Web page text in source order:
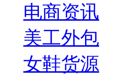
电商资讯
美工外包
女鞋货源